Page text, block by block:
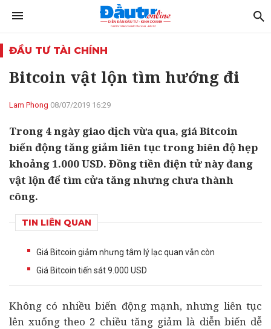
ĐẦU TƯ TÀI CHÍNH
Bitcoin vật lộn tìm hướng đi
Lam Phong 08/07/2019 16:29
Trong 4 ngày giao dịch vừa qua, giá Bitcoin
biến động tăng giảm liên tục trong biên độ hẹp
khoảng 1.000 USD. Đồng tiền điện tử này đang
vật lộn để tìm cửa tăng nhưng chưa thành
công.
TIN LIÊN QUAN
Giá Bitcoin giảm nhưng tâm lý lạc quan vẫn còn
Giá Bitcoin tiến sát 9.000 USD
Không có nhiều biến động mạnh, nhưng liên tục
lên xuống theo 2 chiều tăng giảm là diễn biến dễ